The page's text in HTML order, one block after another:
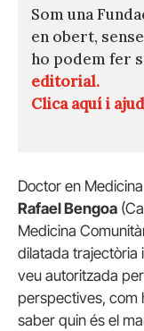
Som una
en obert,
ho podem fer
editorial.
Clica aquí i
Doctor en
Rafael Bengoa
Medicina
dilatada trajectòria
veu autoritzada
perspectives, com
saber quin és el